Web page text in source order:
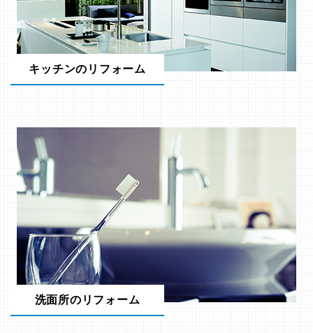
キッチンのリフォーム
洗面所のリフォーム